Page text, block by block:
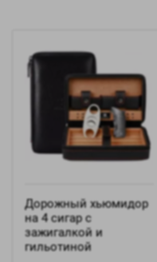
Дорожный хьюмидор
на 4 сигар с
зажигалкой и
гильотиной